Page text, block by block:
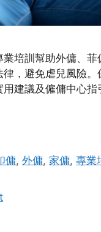
業培訓幫助外傭、菲
，避免虐兒風險。
用建議及僱傭中心
傭,外傭, 家傭,專業